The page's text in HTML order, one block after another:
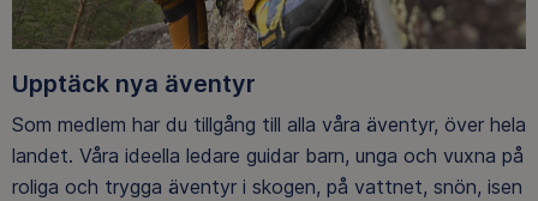
Upptäck nya äventyr
Som medlem har du tillgång till alla våra äventyr, över hela
landet. Våra ideella ledare guidar barn, unga och vuxna på
roliga och trygga äventyr i skogen, på vattnet, snön, isen